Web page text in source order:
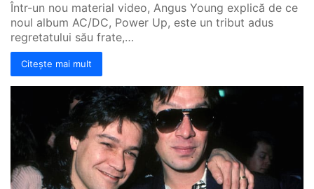
Într-un nou material video, Angus Young explică de ce
noul album AC/DC, Power Up, este un tribut adus
regretatului său frate,…
Citește mai mult